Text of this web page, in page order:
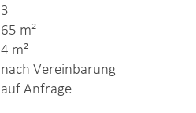
3
65 m²
4 m²
nach Vereinbarung
auf Anfrage